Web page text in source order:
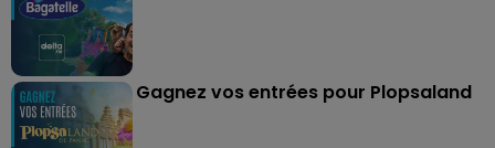
Gagnez vos entrées pour Plopsaland